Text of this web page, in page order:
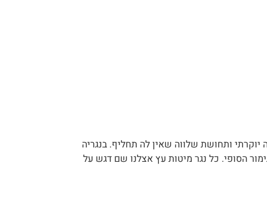
ותחושת שלווה שאין לה תחליף. בנגריה
הסופי. כל נגר מיטות עץ אצלנו שם דגש על